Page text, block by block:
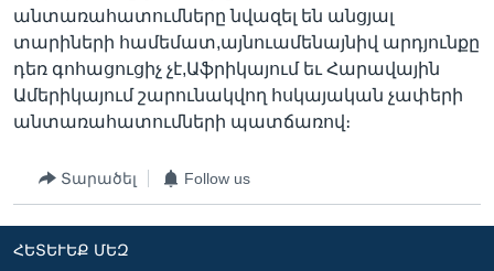
անտառահատումները նվազել են անցյալ
տարիների համեմատ,այնուամենայնիվ արդյունքը
դեռ գոհացուցիչ չէ,Աֆրիկայում եւ Հարավային
Ամերիկայում շարունակվող հսկայական չափերի
անտառահատումների պատճառով։
Տարածել Follow us
ՀԵՏԵՒԵՔ ՄԵԶ